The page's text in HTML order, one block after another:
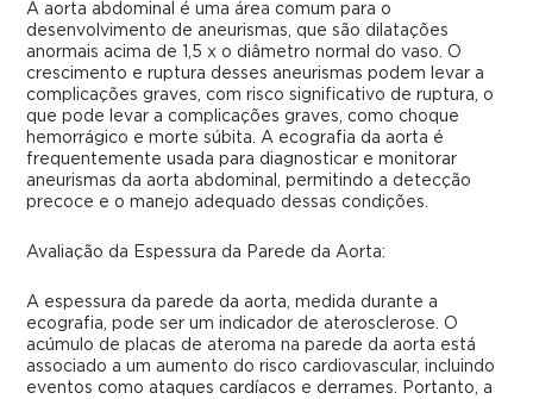
A aorta abdominal é uma área comum para o
desenvolvimento de aneurismas, que são dilatações
anormais acima de 1,5 x o diâmetro normal do vaso. O
crescimento e ruptura desses aneurismas podem levar a
complicações graves, com risco significativo de ruptura, o
que pode levar a complicações graves, como choque
hemorrágico e morte súbita. A ecografia da aorta é
frequentemente usada para diagnosticar e monitorar
aneurismas da aorta abdominal, permitindo a detecção
precoce e o manejo adequado dessas condições.
Avaliação da Espessura da Parede da Aorta:
A espessura da parede da aorta, medida durante a
ecografia, pode ser um indicador de aterosclerose. O
acúmulo de placas de ateroma na parede da aorta está
associado a um aumento do risco cardiovascular, incluindo
eventos como ataques cardíacos e derrames. Portanto, a